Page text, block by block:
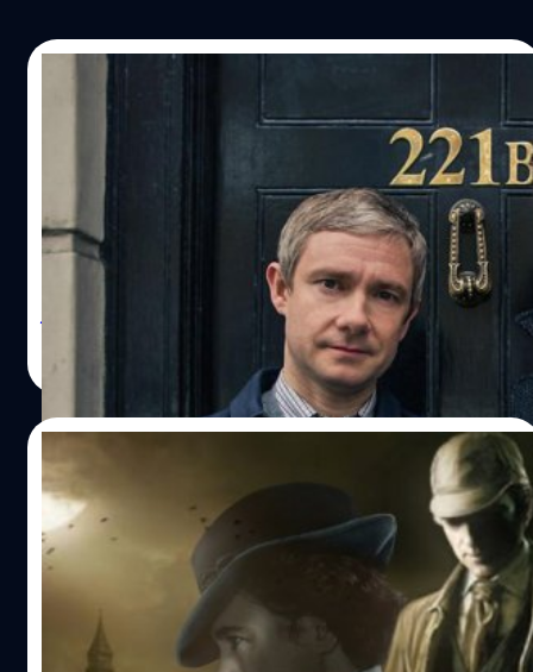
18/04/2022
ผู้สร้างซีรีส์ ‘Sherlock’ เผย Benedict
Cumberbatch กับ Martin Freeman อาจไม่
กลับมาเล่นอีกแล้ว
แฟน ๆ ซีรีส์ตำนานนักสืบ ‘เชอร์ล็อก โฮล์มส์’ ของช่องบีบีซี
อย่าง 'Sherlock' อาจจะต้องรอกันต่อไปอย่างไม่มีกำหนดหลัง
2 ผู้สร้างยืนยัน ตอนนี้ 2 นักแสดงนำของเรื่องอย่าง เบเนดิกต์
คัมเบอร์แบตช์ (Benedict Cumberbatch) และ มาร์ติน ฟรี
แมน (Martin Freeman) ดูท่าจะไม่สนใจกลับมาเล่นซีซันที่ 5
| 1572 days ago
28/02/2022
ทำความรู้จัก Sherlock Holmes นักสืบใน
ตำนานผู้ไขคดีฆาตกรรมปริศนาที่น้อยคนนักจะ
รู้จัก
Sherlock Holmes นักสืบในตำนานที่หลายคนไม่รู้ว่าจริง ๆ เขา
เป็นอย่างไรมาทำความรู้จักไปพร้อม ๆ กัน